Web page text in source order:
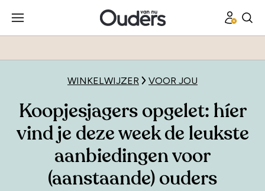
WINKELWIJZER VOOR JOU
Koopjesjagers opgelet: híer
vind je deze week de leukste
aanbiedingen voor
(aanstaande) ouders